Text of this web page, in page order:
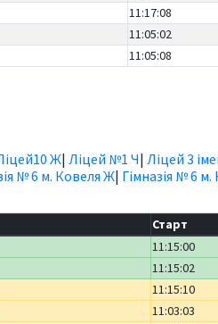
11:17:08
11:05:02
11:05:08
Ж| Ліцей №1 Ч| Ліцей 3
№ 6 м. Ковеля Ж| Гімназія № 6 м.
Старт
11:15:00
11:15:02
11:15:10
11:03:03